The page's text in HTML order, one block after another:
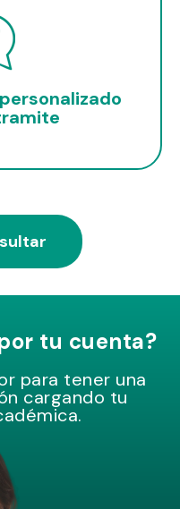
tu cuenta?
para tener una
cargando tu